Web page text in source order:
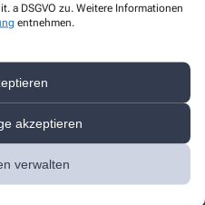
a DSGVO zu. Weitere Informationen
entnehmen.
akzeptieren
verwalten